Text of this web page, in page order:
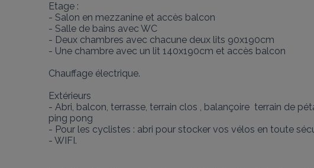
Etage :
- Salon en mezzanine et accès balcon
- Salle de bains avec WC
- Deux chambres avec chacune deux lits 90x190cm
- Une chambre avec un lit 140x190cm et accès balcon
Chauffage électrique.
Extérieurs
- Abri, balcon, terrasse, terrain clos , balançoire  terrain de
ping pong
- Pour les cyclistes : abri pour stocker vos vélos en toute
- WIFI.